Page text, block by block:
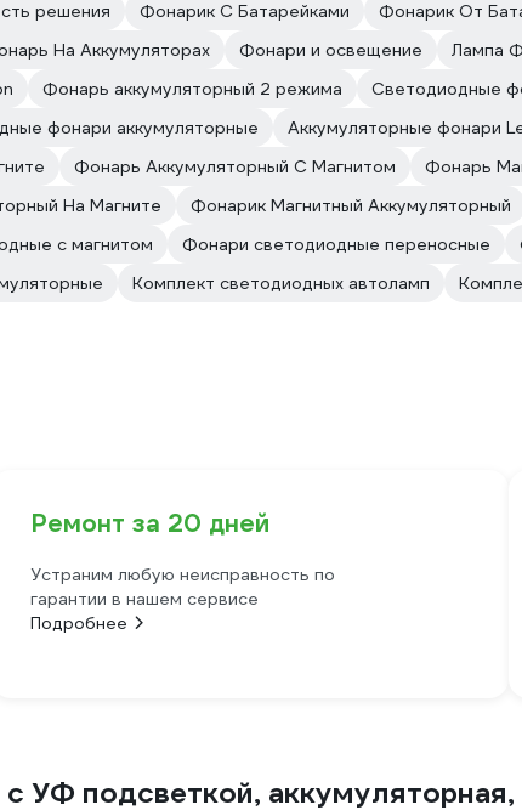
решения Фонарик С Батарейками
Фонарик От
На Аккумуляторах Фонари и освещение
Лампа
Фонарь аккумуляторный 2 режима
Светодиодные
фонари аккумуляторные
Аккумуляторные фонари
Фонарь Аккумуляторный С Магнитом
Фонарь
На Магните
Фонарик Магнитный Аккумуляторный
с магнитом Фонари светодиодные переносные
Комплект светодиодных автоламп
Ремонт за 20 дней
Устраним любую неисправность по
гарантии в нашем сервисе
Подробнее
с УФ подсветкой, аккумуляторная,